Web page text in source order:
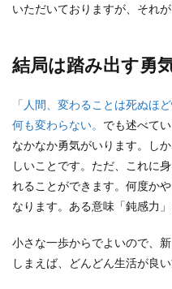
いただいておりますが、それ
結局は踏み出す勇
「人間、変わることは死ぬほ
何も変わらない。 でも述べて
なかなか勇気がいります。し
しいことです。ただ、これに
れることができます。何度か
なります。ある意味「鈍感力
小さな一歩からでよいので、
しまえば、どんどん生活が良